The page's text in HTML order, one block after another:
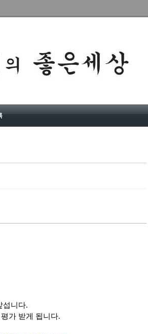
섭니다.
가 받게 됩니다.